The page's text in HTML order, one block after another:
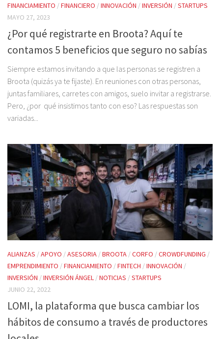
FINANCIAMIENTO /FINANCIERO /INNOVACIÓN /INVERSIÓN /STARTUPS
MAYO 27, 2023
¿Por qué registrarte en Broota? Aquí te
contamos 5 beneficios que seguro no sabías
Siempre estamos invitando a que las personas se registren a
Broota (quizás ya te fijaste). En reuniones con otras personas,
juntas familiares, carretes con amigos, suelo invitar a registrarse.
Pero, ¿por qué insistimos tanto con eso? Las respuestas son
variadas...
ALIANZAS /APOYO /ASESORIA /BROOTA /CORFO /CROWDFUNDING /
EMPRENDIMIENTO /FINANCIAMIENTO /FINTECH /INNOVACIÓN /
INVERSIÓN /INVERSIÓN ÁNGEL /NOTICIAS /STARTUPS
JUNIO 22, 2022
LOMI, la plataforma que busca cambiar los
hábitos de consumo a través de productores